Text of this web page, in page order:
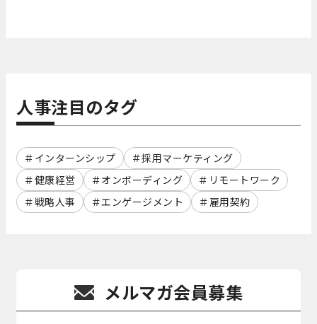
人事注目のタグ
インターンシップ
採用マーケティング
健康経営
オンボーディング
リモートワーク
戦略人事
エンゲージメント 雇用契約
メルマガ会員募集